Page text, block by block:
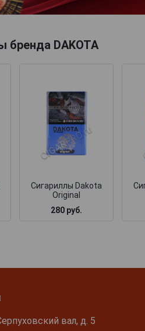
бренда DAKOTA
Сигариллы Dakota
Original
280 руб.
вал, д. 5